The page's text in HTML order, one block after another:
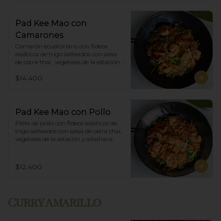
Pad Kee Mao con
Camarones
Camarón ecuatoriano con fideos
asiáticos de trigo salteados con salsa
de ostra thai,  vegetales de la estación y
$14.400
Pad Kee Mao con Pollo
Filete de pollo con fideos asiáticos de
trigo salteados con salsa de ostra thai,
vegetales de la estación y albahaca.
$12.400
Curry Amarillo